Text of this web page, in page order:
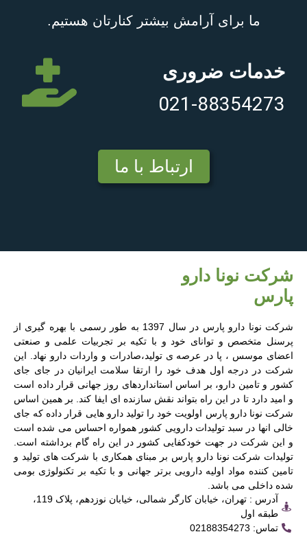
ما برای آرامش بیشتر کنارتان هستیم.
خدمات ضروری
021-88354273
ارتباط با ما
شرکت نونا دارو
پارس
شرکت نونا دارو پارس در سال 1397 به طور رسمی با بهره گیری از
پرسنل متخصص و توانای خود و با تکیه بر تجربیات علمی و صنعتی
اعضای موسس ، پا در عرصه ی تولید،صادرات و واردات دارو نهاد. این
شرکت در درجه اول هدف خود را ارتقا سلامت ایرانیان در جای جای
کشور و تامین دارو، بر اساس استانداردهای روز جهانی قرار داده است
و امید دارد تا در این راه بتواند نقش سازنده ای ایفا کند. بر همین اساس
شرکت نونا دارو پارس اولویت خود را تولید دارو هایی قرار داده که جای
خالی انها در سبد تولیدات دارویی کشور همواره احساس می شده است
و این شرکت در جهت خودکفایی کشور در این راه گام برداشته است.
تولیدات شرکت نونا دارو پارس بر مبنای همکاری با شرکت های تولید و
تامین کننده مواد اولیه دارویی برتر جهانی و با تکیه بر تکنولوژی بومی
شده داخلی می باشد.
آدرس : تهران، خیابان کارگر شمالی، خیابان نوزدهم، پلاک 119،
طبقه اول
تماس: 02188354273